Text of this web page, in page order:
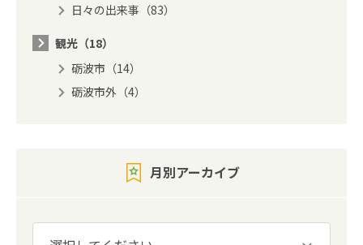
日々の出来事（83）
観光（18）
砺波市（14）
砺波市外（4）
月別アーカイブ